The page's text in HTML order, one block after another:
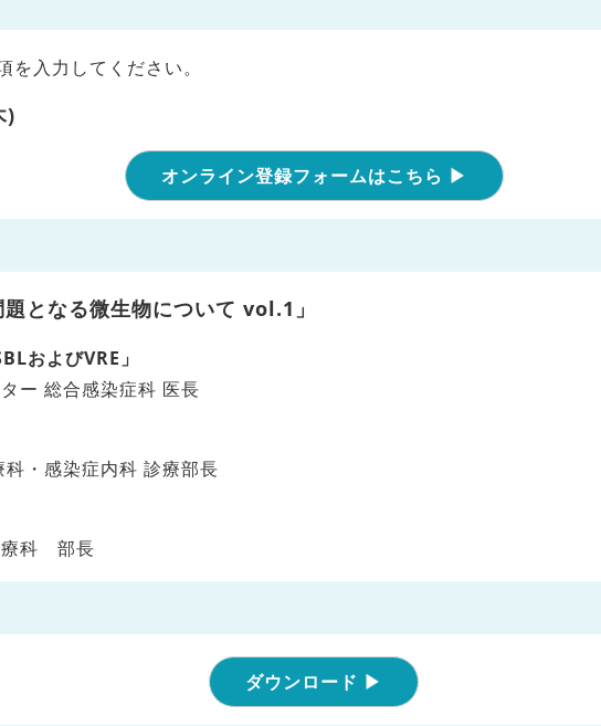
入力してください。
)
オンライン登録フォームはこちら ▶
となる微生物について vol.1」
およびVRE」
ー 総合感染症科 医長
・感染症内科 診療部長
科 部長
ダウンロード ▶